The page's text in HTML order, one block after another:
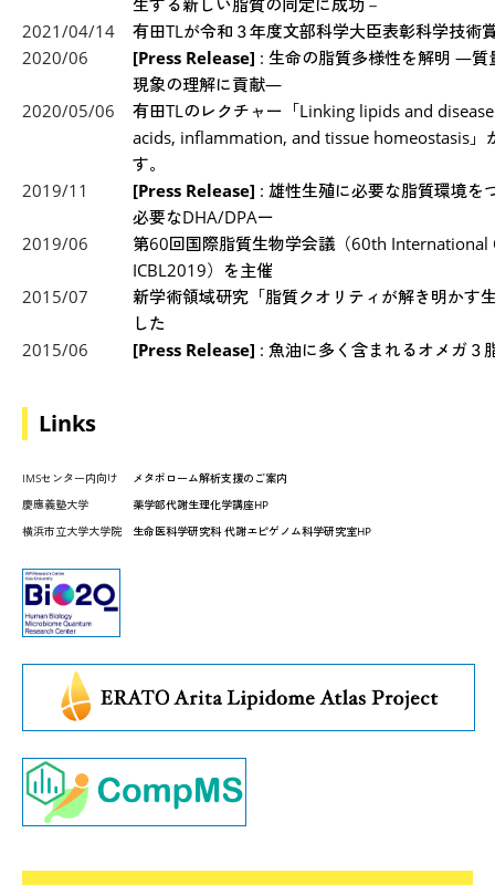
生する新しい脂質の同定に成功－
2021/04/14
有田TLが令和３年度文部科学大臣表彰科学技術
2020/06
[Press Release] : 生命の脂質多様性を解明 ―質
現象の理解に貢献―
2020/05/06
有田TLのレクチャー「Linking lipids and
acids, inflammation, and tissue homeostasis」
す。
2019/11
[Press Release] : 雄性生殖に必要な脂質環境を
必要なDHA/DPAー
2019/06
第60回国際脂質生物学会議（60th
ICBL2019）を主催
2015/07
新学術領域研究「脂質クオリティが解き明かす
した
2015/06
[Press Release] : 魚油に多く含まれるオメガ３
Links
IMSセンター内向け
メタボローム解析支援のご案内
慶應義塾大学
薬学部代謝生理化学講座HP
横浜市立大学大学院
生命医科学研究科 代謝エピゲノム科学研究室HP